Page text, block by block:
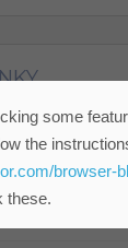
some
the
browser-
these.